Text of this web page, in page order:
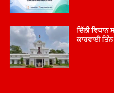
ਦਿੱਲੀ ਵਿਧਾਨ
ਕਾਰਵਾਈ